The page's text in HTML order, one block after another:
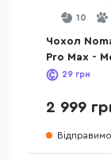
10
Чохол
Pro Max -
Black
29 грн
2 999